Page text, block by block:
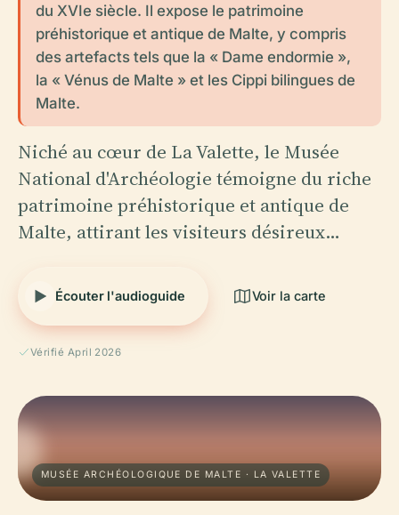
du XVIe siècle. Il expose le patrimoine
préhistorique et antique de Malte, y compris
des artefacts tels que la « Dame endormie »,
la « Vénus de Malte » et les Cippi bilingues de
Malte.
Niché au cœur de La Valette, le Musée
National d'Archéologie témoigne du riche
patrimoine préhistorique et antique de
Malte, attirant les visiteurs désireux…
Écouter l'audioguide Voir la carte
Vérifié April 2026
MUSÉE ARCHÉOLOGIQUE DE MALTE · LA VALETTE